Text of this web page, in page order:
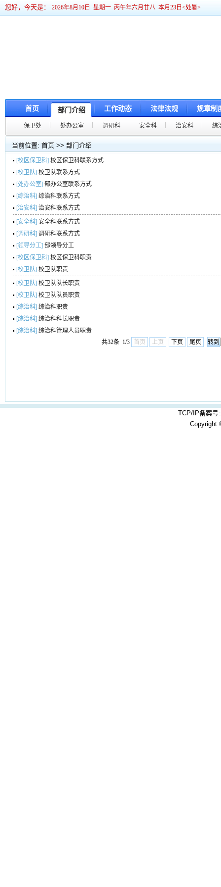
您好，今天是： 2026年8月10日 星期一 丙午年六月廿八 本月23日<处暑>
首页 部门介绍 工作动态 法律法规 规章制
保卫处 处办公室 调研科 安全科 治安科 综
当前位置: 首页 >> 部门介绍
[校区保卫科] 校区保卫科联系方式
[校卫队] 校卫队联系方式
[处办公室] 部办公室联系方式
[综治科] 综治科联系方式
[治安科] 治安科联系方式
[安全科] 安全科联系方式
[调研科] 调研科联系方式
[领导分工] 部领导分工
[校区保卫科] 校区保卫科职责
[校卫队] 校卫队职责
[校卫队] 校卫队队长职责
[校卫队] 校卫队队员职责
[综治科] 综治科职责
[综治科] 综治科科长职责
[综治科] 综治科管理人员职责
共32条 1/3
首页 上页 下页 尾页
TCP/IP备案号
Copyright